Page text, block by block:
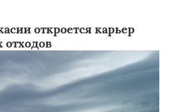
откроется карьер
отходов